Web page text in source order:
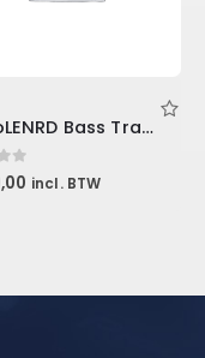
MetroLENRD Bass Trap, 4-Pack 2-30x30x60cm, Charcoal
5 incl. BTW